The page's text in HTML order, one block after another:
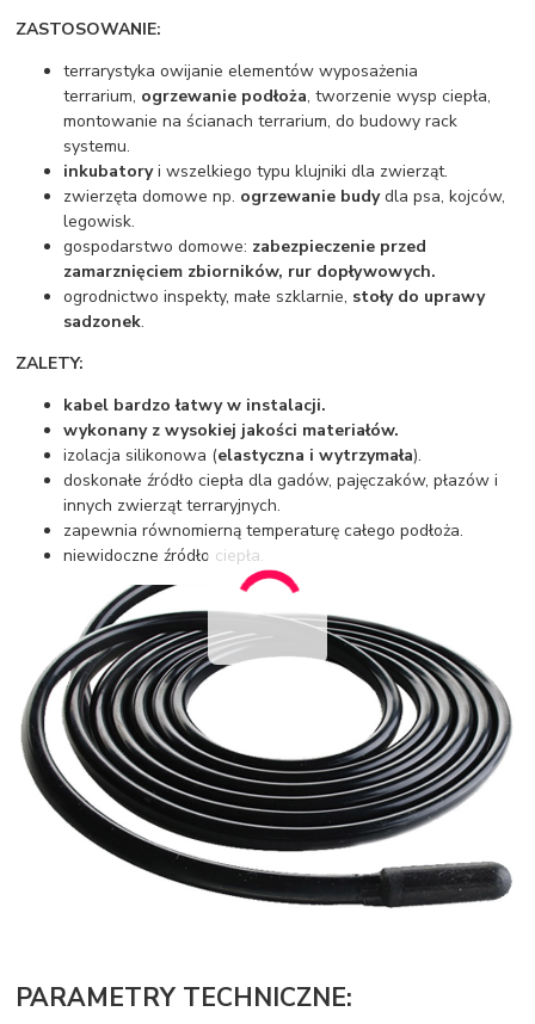
ZASTOSOWANIE:
terrarystyka owijanie elementów wyposażenia
terrarium, ogrzewanie podłoża, tworzenie wysp ciepła,
montowanie na ścianach terrarium, do budowy rack
systemu.
inkubatoryi wszelkiego typu klujniki dla zwierząt.
zwierzęta domowe np. ogrzewanie budydla psa, kojców,
legowisk.
gospodarstwo domowe: zabezpieczenie przed
zamarznięciem zbiorników, rur dopływowych.
ogrodnictwo inspekty, małe szklarnie, stoły do uprawy
sadzonek.
ZALETY:
kabel bardzołatwy w instalacji.
wykonany zwysokiej jakości materiałów.
izolacja silikonowa (elastyczna i wytrzymała).
doskonałe źródło ciepła dla gadów, pajęczaków, płazów i
innych zwierząt terraryjnych.
zapewnia równomierną temperaturę całego podłoża.
niewidoczne źródło ciepła.
PARAMETRY TECHNICZNE: